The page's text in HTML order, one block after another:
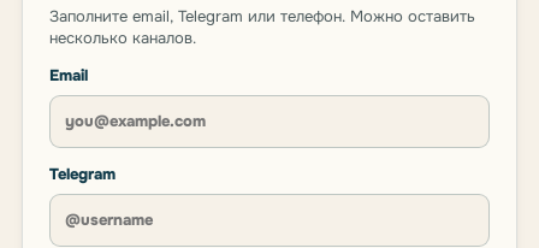
Заполните email, Telegram или телефон. Можно оставить
несколько каналов.
Email
Telegram